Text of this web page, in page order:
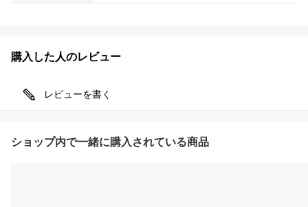
購入した人のレビュー
レビューを書く
ショップ内で一緒に購入されている商品